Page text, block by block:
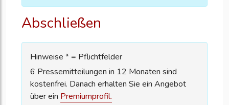
Abschließen
Hinweise * = Pflichtfelder
6 Pressemitteilungen in 12 Monaten sind
kostenfrei. Danach erhalten Sie ein Angebot
über ein Premiumprofil.